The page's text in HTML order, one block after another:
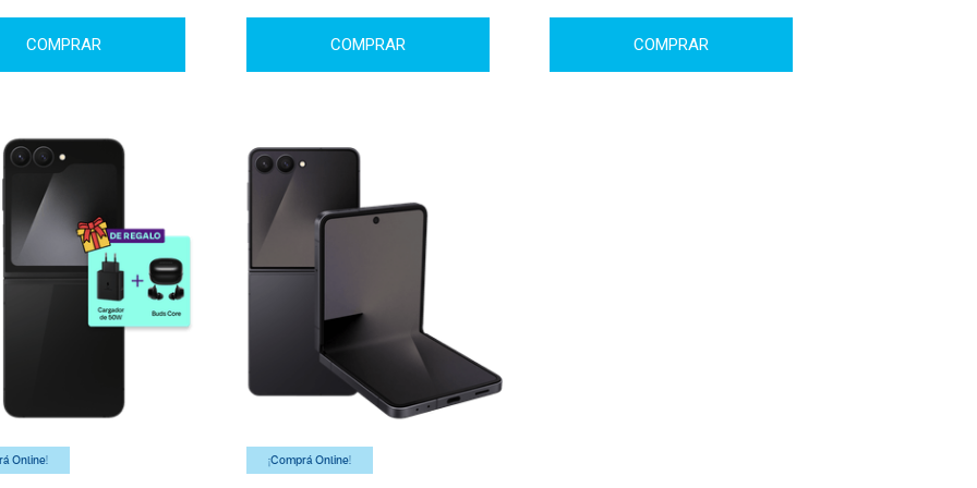
COMPRAR COMPRAR COMPRAR
Online! ¡Comprá Online!